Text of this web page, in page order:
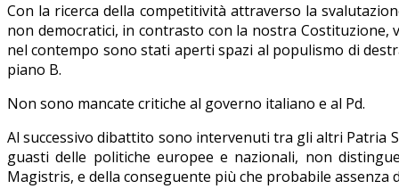
Con la ricerca della competitività attraverso la
non democratici, in contrasto con la nostra
nel contempo sono stati aperti spazi al populismo di
piano B.
Non sono mancate critiche al governo italiano e al Pd.
Al successivo dibattito sono intervenuti tra gli altri Patria
guasti delle politiche europee e nazionali, non
Magistris, e della conseguente più che probabile